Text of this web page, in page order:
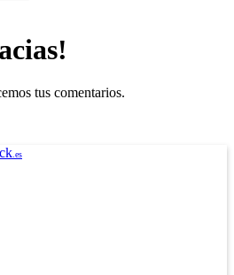
tus comentarios.
.es